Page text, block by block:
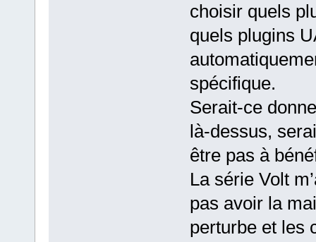
choisir quels
quels plugins
spécifique.
Serait-ce
là-dessus,
être pas à
La série Volt
pas avoir la
perturbe et les